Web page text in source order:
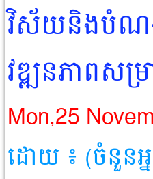
វិស័យនិងបំណង
វឌ្ឍនភាពសម្
Mon,25
ដោយ ៖ (ចំនួនអ្